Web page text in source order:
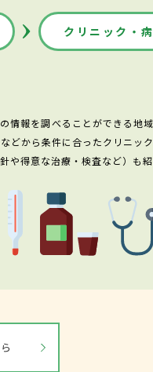
クリニック・
報を調べることができる地域
から条件に合ったクリニッ
や得意な治療・検査など）も紹